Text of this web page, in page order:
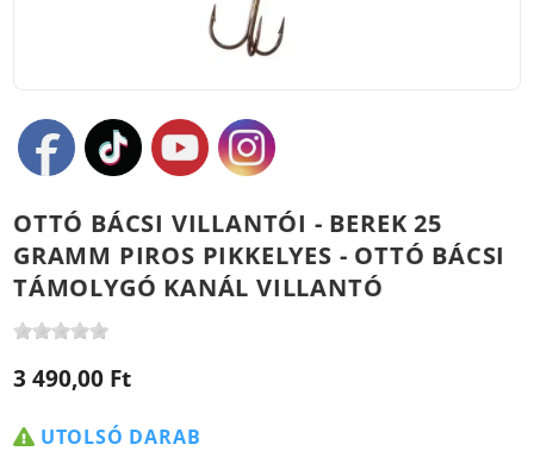
OTTÓ BÁCSI VILLANTÓI - BEREK 25
GRAMM PIROS PIKKELYES - OTTÓ BÁCSI
TÁMOLYGÓ KANÁL VILLANTÓ
3 490,00 Ft
UTOLSÓ DARAB